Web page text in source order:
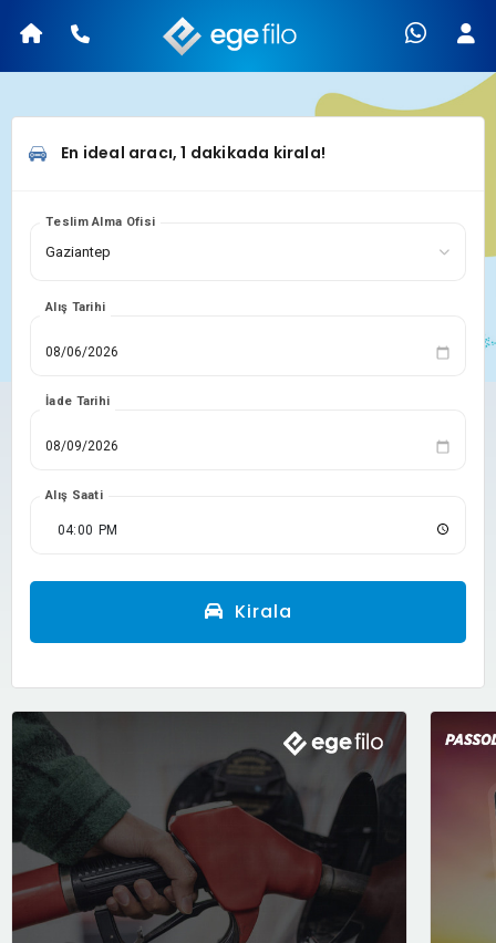
En ideal aracı, 1 dakikada kirala!
Teslim Alma Ofisi
Alış Tarihi
İade Tarihi
Alış Saati
Kirala